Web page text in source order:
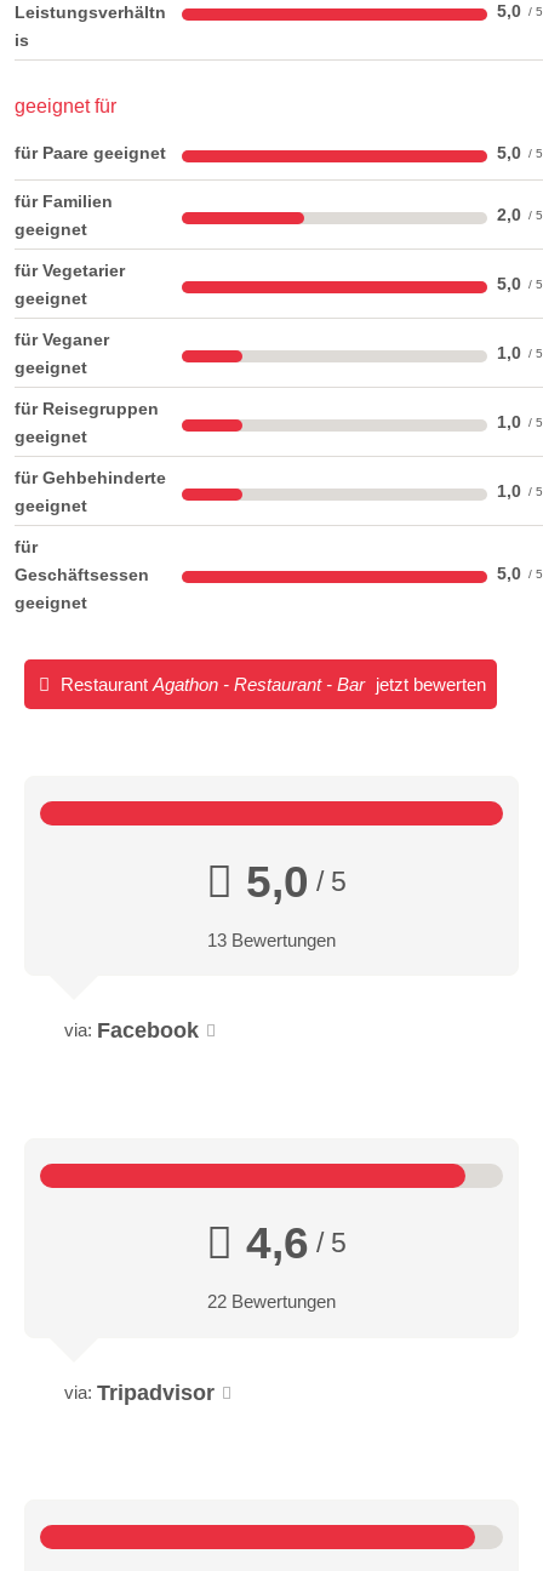
Leistungsverhältn
is
5,0
geeignet für
für Paare geeignet 5,0
für Familien
geeignet
2,0
für Vegetarier
geeignet
5,0
für Veganer
geeignet
1,0
für Reisegruppen
geeignet
1,0
für Gehbehinderte
geeignet
1,0
für
Geschäftsessen
geeignet
5,0
RestaurantAgathon - Restaurant - Bar jetzt bewerten
5,0 / 5
13 Bewertungen
via: Facebook
4,6 / 5
22 Bewertungen
via: Tripadvisor